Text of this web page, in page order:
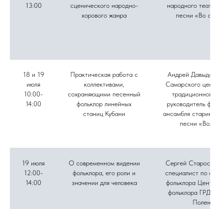
13:00
сценического народно-
хорового жанра
народного театра
песни «Во
18 и 19
июля
10:00-
14:00
Практическая работа с
коллективами,
сохраняющими песенный
фольклор линейных
станиц Кубани
Андрей Давыдов,
Самарского
традиционной
руководитель
ансамбля
песни
19 июля
12:00-
14:00
О современном видении
фольклора, его роли и
значении для человека
Сергей
специалист по
фольклора Центра
фольклора
Поленова